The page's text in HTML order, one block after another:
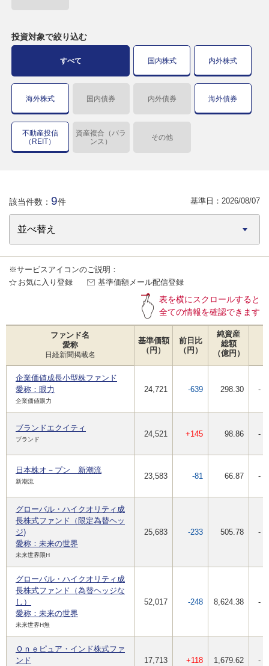
投資対象で絞り込む
すべて 国内株式 内外株式
海外株式 国内債券 内外債券 海外債券
不動産投信
（REIT）
資産複合（バラ
ンス）
その他
該当件数： 9件 基準日： 2026/08/07
※サービスアイコンのご説明：
お気に入り登録
基準価額メール配信登録
表を横にスクロールすると
全ての情報を確認できます
ファンド名
愛称
日経新聞掲載名
基準価額
（円）
前日比
（円）
純資産
総額
（億円）
企業価値成長小型株ファンド
愛称：眼力
企業価値眼力
24,721 -639 298.30 -
ブランドエクイティ
ブランド
24,521 +145 98.86 -
日本株オ－プン 新潮流
新潮流
23,583 -81 66.87 -
グローバル・ハイクオリティ成
長株式ファンド（限定為替ヘッ
ジ)
愛称：未来の世界
未来世界限H
25,683 -233 505.78 -
グローバル・ハイクオリティ成
長株式ファンド（為替ヘッジな
し）
愛称：未来の世界
未来世界H無
52,017 -248 8,624.38 -
Ｏｎｅピュア・インド株式ファ
ンド
17,713 +118 1,679.62 -